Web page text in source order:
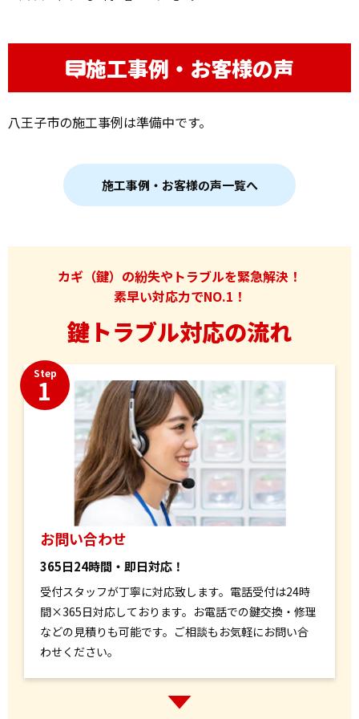
施工事例・お客様の声
八王子市の施工事例は準備中です。
施工事例・お客様の声一覧へ
カギ（鍵）の紛失やトラブルを緊急解決！
素早い対応力でNO.1！
鍵トラブル対応の流れ
Step
1
お問い合わせ
365日24時間・即日対応！
受付スタッフが丁寧に対応致します。電話受付は24時
間×365日対応しております。お電話での鍵交換・修理
などの見積りも可能です。ご相談もお気軽にお問い合
わせください。